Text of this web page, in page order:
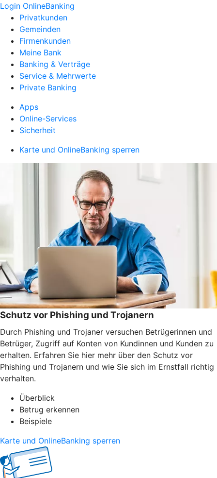
Login OnlineBanking
Privatkunden
Gemeinden
Firmenkunden
Meine Bank
Banking & Verträge
Service & Mehrwerte
Private Banking
Apps
Online-Services
Sicherheit
Karte und OnlineBanking sperren
Schutz vor Phishing und Trojanern
Durch Phishing und Trojaner versuchen Betrügerinnen und
Betrüger, Zugriff auf Konten von Kundinnen und Kunden zu
erhalten. Erfahren Sie hier mehr über den Schutz vor
Phishing und Trojanern und wie Sie sich im Ernstfall richtig
verhalten.
Überblick
Betrug erkennen
Beispiele
Karte und OnlineBanking sperren